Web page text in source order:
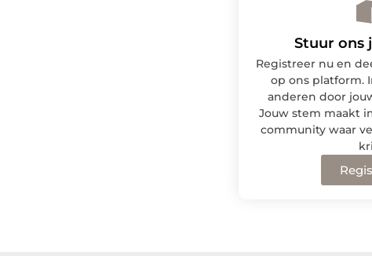
Stuur ons
Registreer nu en
op ons platform.
anderen door
Jouw stem maakt
community waar